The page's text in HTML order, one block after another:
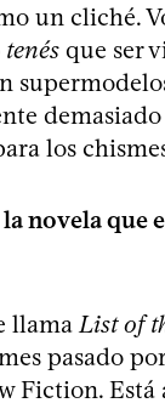
un cliché.
tenés que ser
los
novela que
llama List of
pasado
Fiction. Está